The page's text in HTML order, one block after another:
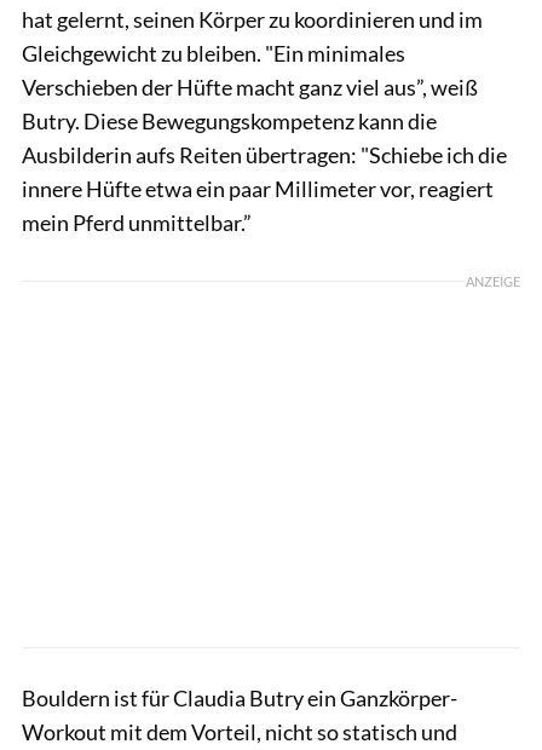
hat gelernt, seinen Körper zu koordinieren und im
Gleichgewicht zu bleiben. "Ein minimales
Verschieben der Hüfte macht ganz viel aus”, weiß
Butry. Diese Bewegungskompetenz kann die
Ausbilderin aufs Reiten übertragen: "Schiebe ich die
innere Hüfte etwa ein paar Millimeter vor, reagiert
mein Pferd unmittelbar.”
ANZEIGE
Bouldern ist für Claudia Butry ein Ganzkörper-
Workout mit dem Vorteil, nicht so statisch und